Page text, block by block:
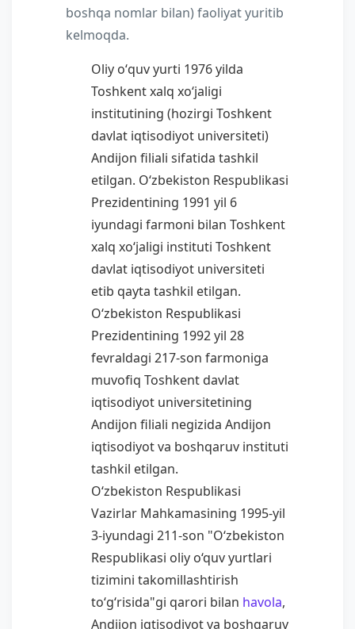
boshqa nomlar bilan) faoliyat yuritib
kelmoqda.
Oliy oʻquv yurti 1976 yilda
Toshkent xalq xoʻjaligi
institutining (hozirgi Toshkent
davlat iqtisodiyot universiteti)
Andijon filiali sifatida tashkil
etilgan. Oʻzbekiston Respublikasi
Prezidentining 1991 yil 6
iyundagi farmoni bilan Toshkent
xalq xoʻjaligi instituti Toshkent
davlat iqtisodiyot universiteti
etib qayta tashkil etilgan.
Oʻzbekiston Respublikasi
Prezidentining 1992 yil 28
fevraldagi 217-son farmoniga
muvofiq Toshkent davlat
iqtisodiyot universitetining
Andijon filiali negizida Andijon
iqtisodiyot va boshqaruv instituti
tashkil etilgan.
O‘zbekiston Respublikasi
Vazirlar Mahkamasining 1995-yil
3-iyundagi 211-son "O‘zbekiston
Respublikasi oliy o‘quv yurtlari
tizimini takomillashtirish
to‘g‘risida"gi qarori bilan havola,
Andijon iqtisodiyot va boshqaruv